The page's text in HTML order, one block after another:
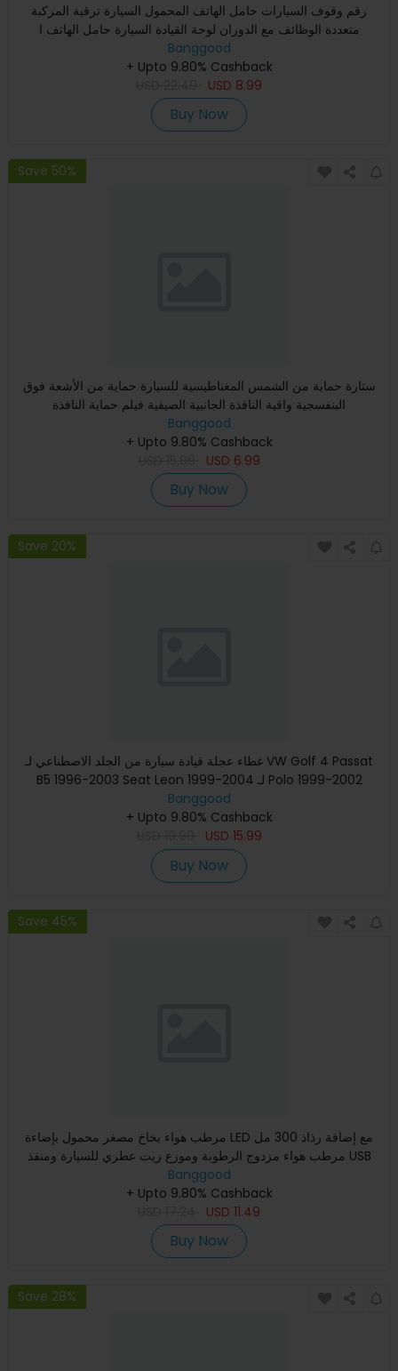
رقم وقوف السيارات حامل الهاتف المحمول السيارة ترقية المركبة
متعددة الوظائف مع الدوران لوحة القيادة السيارة حامل الهاتف ا
Banggood
+ Upto 9.80% Cashback
USD 8.99
Buy Now
Save 50%
ستارة حماية من الشمس المغناطيسية للسيارة حماية من الأشعة فوق
البنفسجية واقية النافذة الجانبية الصيفية فيلم حماية النافذة
Banggood
+ Upto 9.80% Cashback
USD 6.99
Buy Now
Save 20%
غطاء عجلة قيادة سيارة من الجلد الاصطناعي لـ VW Golf 4 Passat
B5 1996-2003 Seat Leon 1999-2004 لـ Polo 1999-2002
Banggood
+ Upto 9.80% Cashback
USD 15.99
Buy Now
Save 45%
مرطب هواء بخاخ مصغر محمول بإضاءة LED مع إضافة رذاذ 300 مل
مرطب هواء مزدوج الرطوبة وموزع زيت عطري للسيارة ومنفذ USB
Banggood
+ Upto 9.80% Cashback
USD 11.49
Buy Now
Save 28%